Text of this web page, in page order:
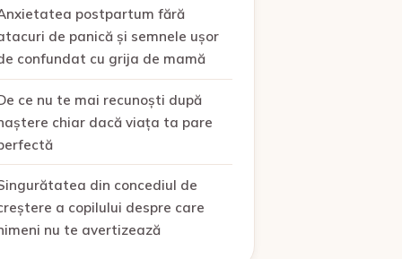
postpartum fără
de panică și semnele ușor
confundat cu grija de mamă
ce nu te mai recunoști după
chiar dacă viața ta pare
din concediul de
a copilului despre care
nu te avertizează